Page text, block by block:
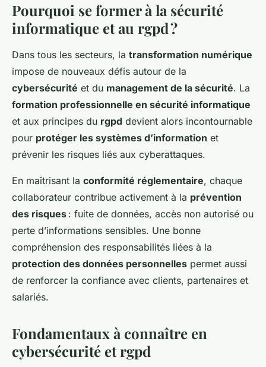
Pourquoi se former à la sécurité
informatique et au rgpd ?
Dans tous les secteurs, la transformation numérique
impose de nouveaux défis autour de la
cybersécurité et du management de la sécurité. La
formation professionnelle en sécurité informatique
et aux principes du rgpd devient alors incontournable
pour protéger les systèmes d’information et
prévenir les risques liés aux cyberattaques.
En maîtrisant la conformité réglementaire, chaque
collaborateur contribue activement à la prévention
des risques : fuite de données, accès non autorisé ou
perte d’informations sensibles. Une bonne
compréhension des responsabilités liées à la
protection des données personnelles permet aussi
de renforcer la confiance avec clients, partenaires et
salariés.
Fondamentaux à connaître en
cybersécurité et rgpd